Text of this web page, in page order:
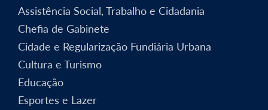
Assistência Social, Trabalho e Cidadania
Chefia de Gabinete
Cidade e Regularização Fundiária Urbana
Cultura e Turismo
Educação
Esportes e Lazer